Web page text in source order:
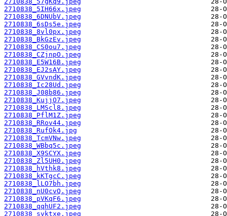
2710838_5IH66x.jpeg
2710838_6DNUbV.jpeg
2710838_6sDs5e.jpeg
2710838_8vl0px.jpeg
2710838_BkGzEv.jpeg
2710838_CS0ou7.jpeg
2710838_CZjnpO.jpeg
2710838_E5W16B.jpeg
2710838_EJ2sAY.jpeg
2710838_GVvndK.jpeg
2710838_Ic28Ud.jpeg
2710838_J08b86.jpeg
2710838_KujjO7.jpeg
2710838_LMScl8.jpeg
2710838_PflM1Z.jpeg
2710838_RRov44.jpeg
2710838_RufOk4.jpg
2710838_TcmVNw.jpeg
2710838_WBbq5c.jpeg
2710838_X9SCYX.jpeg
2710838_Zl5UH0.jpeg
2710838_hVthk8.jpeg
2710838_kKTgcC.jpeg
2710838_lLO7bh.jpeg
2710838_nU0cvQ.jpeg
2710838_pVKqF6.jpeg
2710838_qqhUF2.jpeg
2710838_svktxe.jpeg